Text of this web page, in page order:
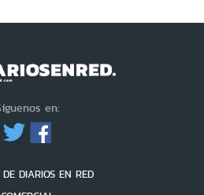
en:
DIARIOS EN RED